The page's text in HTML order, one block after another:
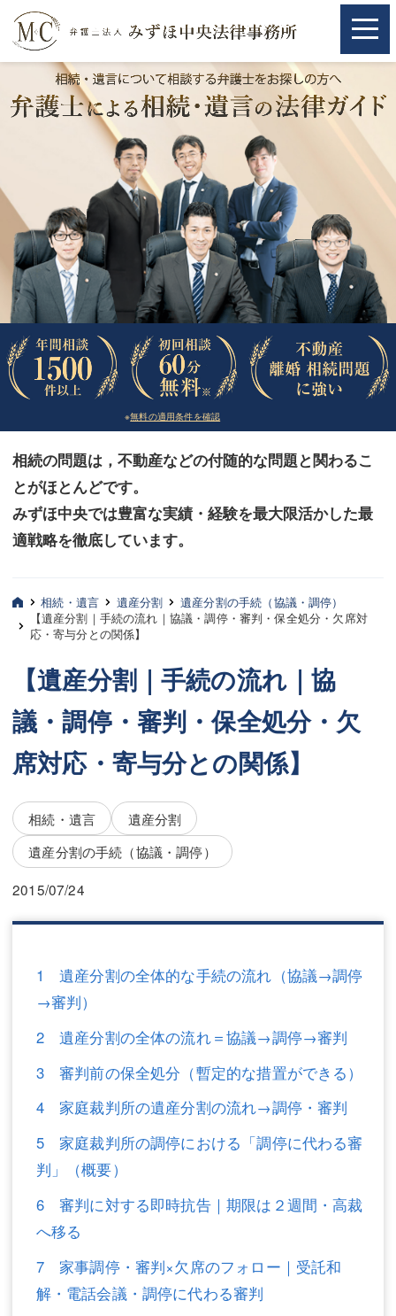
取扱分野
相続・遺言
離婚（夫婦間トラブル）
企業法務
労働問題（解雇，残業等）
刑事弁護
交通事故
法律相談など（その他）
お客様へ
みずほ中央の特長・実質編
弁護士紹介
酒井 博之
坂本 陽一
桶川 聡
三平 隆史
吉元 優仁
相続・遺言
離婚（夫婦間トラブル）
企業法務
労働問題（解雇，残業等）
刑事弁護
交通事故
不動産登記
商業登記
調査・書面作成
※無料の適用条件を確認
相続の問題は，不動産などの付随的な問題と関わるこ
とがほとんどです。
みずほ中央では豊富な実績・経験を最大限活かした最
適戦略を徹底しています。
取扱分野
相続・遺言
離婚（夫婦間トラブル）
企業法務
労働問題（解雇，残業等）
刑事弁護
交通事故
法律相談など（その他）
お客様へ
みずほ中央の特長・実質編
弁護士紹介
酒井 博之
坂本 陽一
桶川 聡
三平 隆史
吉元 優仁
離婚（夫婦間トラブル）
企業法務
労働問題（解雇，残業等）
刑事弁護
交通事故
不動産登記
商業登記
調査・書面作成
債務整理
相続・遺言 遺産分割
遺産分割の手続（協議・調停）
【遺産分割｜手続の流れ｜協議・調停・審判・保全処分・欠席対
応・寄与分との関係】
【遺産分割｜手続の流れ｜協
議・調停・審判・保全処分・欠
席対応・寄与分との関係】
相続・遺言
遺産分割
遺産分割の手続（協議・調停）
2015/07/24
1 遺産分割の全体的な手続の流れ（協議→調停
→審判）
2 遺産分割の全体の流れ＝協議→調停→審判
3 審判前の保全処分（暫定的な措置ができる）
4 家庭裁判所の遺産分割の流れ→調停・審判
5 家庭裁判所の調停における「調停に代わる審
判」（概要）
6 審判に対する即時抗告｜期限は２週間・高裁
へ移る
7 家事調停・審判×欠席のフォロー｜受託和
解・電話会議・調停に代わる審判